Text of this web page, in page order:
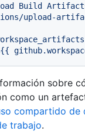
Build
upload-
sobre
como un
compartido de
trabajo.